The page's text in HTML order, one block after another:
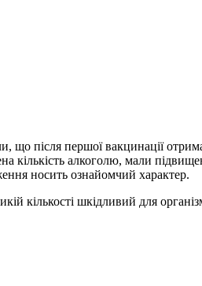
після першої вакцинації
алкоголю, мали
носить ознайомчий характер.
кількості шкідливий для